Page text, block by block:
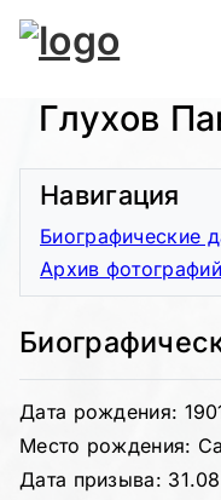
Глухов
Дата рождения:
Место рождения:
Дата призыва:
Навигация
Биографические
Архив